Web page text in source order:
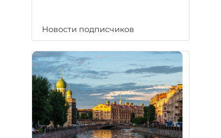
Новости подписчиков